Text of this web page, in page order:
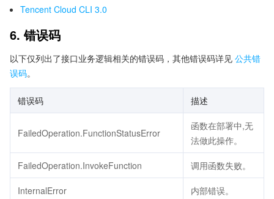
Tencent Cloud CLI 3.0
6. 错误码
以下仅列出了接口业务逻辑相关的错误码，其他错误码详见 公共错
误码。
错误码 描述
FailedOperation.FunctionStatusError
函数在部署中,无
法做此操作。
FailedOperation.InvokeFunction 调用函数失败。
InternalError 内部错误。